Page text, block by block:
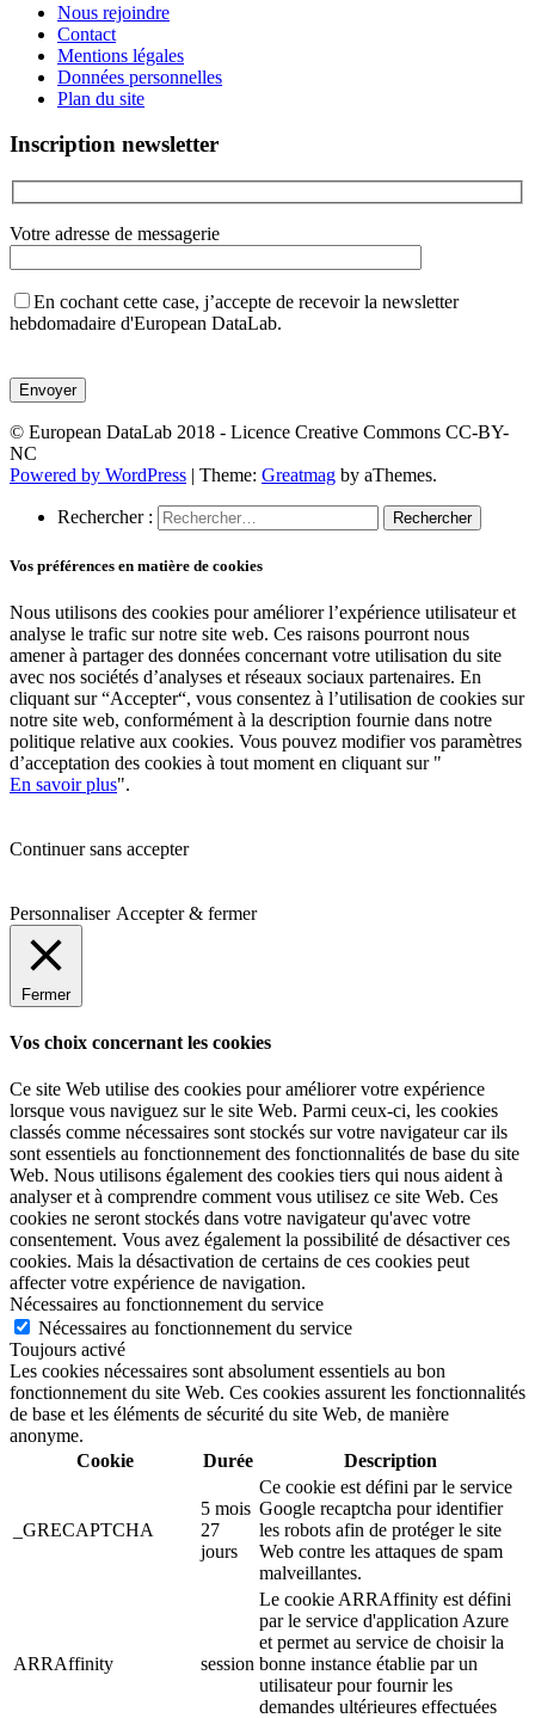
Nous rejoindre
Contact
Mentions légales
Données personnelles
Plan du site
Inscription newsletter
Votre adresse de messagerie
En cochant cette case, j’accepte de recevoir la newsletter
hebdomadaire d'European DataLab.
laisser
ce
champ
vide.
© European DataLab 2018 - Licence Creative Commons CC-BY-
NC
Powered by WordPress | Theme: Greatmag by aThemes.
Rechercher :
Vos préférences en matière de cookies
Nous utilisons des cookies pour améliorer l’expérience utilisateur et
analyse le trafic sur notre site web. Ces raisons pourront nous
amener à partager des données concernant votre utilisation du site
avec nos sociétés d’analyses et réseaux sociaux partenaires. En
cliquant sur “Accepter“, vous consentez à l’utilisation de cookies sur
notre site web, conformément à la description fournie dans notre
politique relative aux cookies. Vous pouvez modifier vos paramètres
d’acceptation des cookies à tout moment en cliquant sur "
En savoir plus".
Continuer sans accepter
Personnaliser Accepter & fermer
Fermer
Vos choix concernant les cookies
Ce site Web utilise des cookies pour améliorer votre expérience
lorsque vous naviguez sur le site Web. Parmi ceux-ci, les cookies
classés comme nécessaires sont stockés sur votre navigateur car ils
sont essentiels au fonctionnement des fonctionnalités de base du site
Web. Nous utilisons également des cookies tiers qui nous aident à
analyser et à comprendre comment vous utilisez ce site Web. Ces
cookies ne seront stockés dans votre navigateur qu'avec votre
consentement. Vous avez également la possibilité de désactiver ces
cookies. Mais la désactivation de certains de ces cookies peut
affecter votre expérience de navigation.
Nécessaires au fonctionnement du service
Nécessaires au fonctionnement du service
Toujours activé
Les cookies nécessaires sont absolument essentiels au bon
fonctionnement du site Web. Ces cookies assurent les fonctionnalités
de base et les éléments de sécurité du site Web, de manière
anonyme.
Cookie
Durée Description
_GRECAPTCHA
5 mois
27
jours
Ce cookie est défini par le service
Google recaptcha pour identifier
les robots afin de protéger le site
Web contre les attaques de spam
malveillantes.
ARRAffinity session
Le cookie ARRAffinity est défini
par le service d'application Azure
et permet au service de choisir la
bonne instance établie par un
utilisateur pour fournir les
demandes ultérieures effectuées